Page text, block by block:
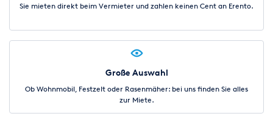
Sie mieten direkt beim Vermieter und zahlen keinen Cent an Erento.
Große Auswahl
Ob Wohnmobil, Festzelt oder Rasenmäher: bei uns finden Sie alles
zur Miete.